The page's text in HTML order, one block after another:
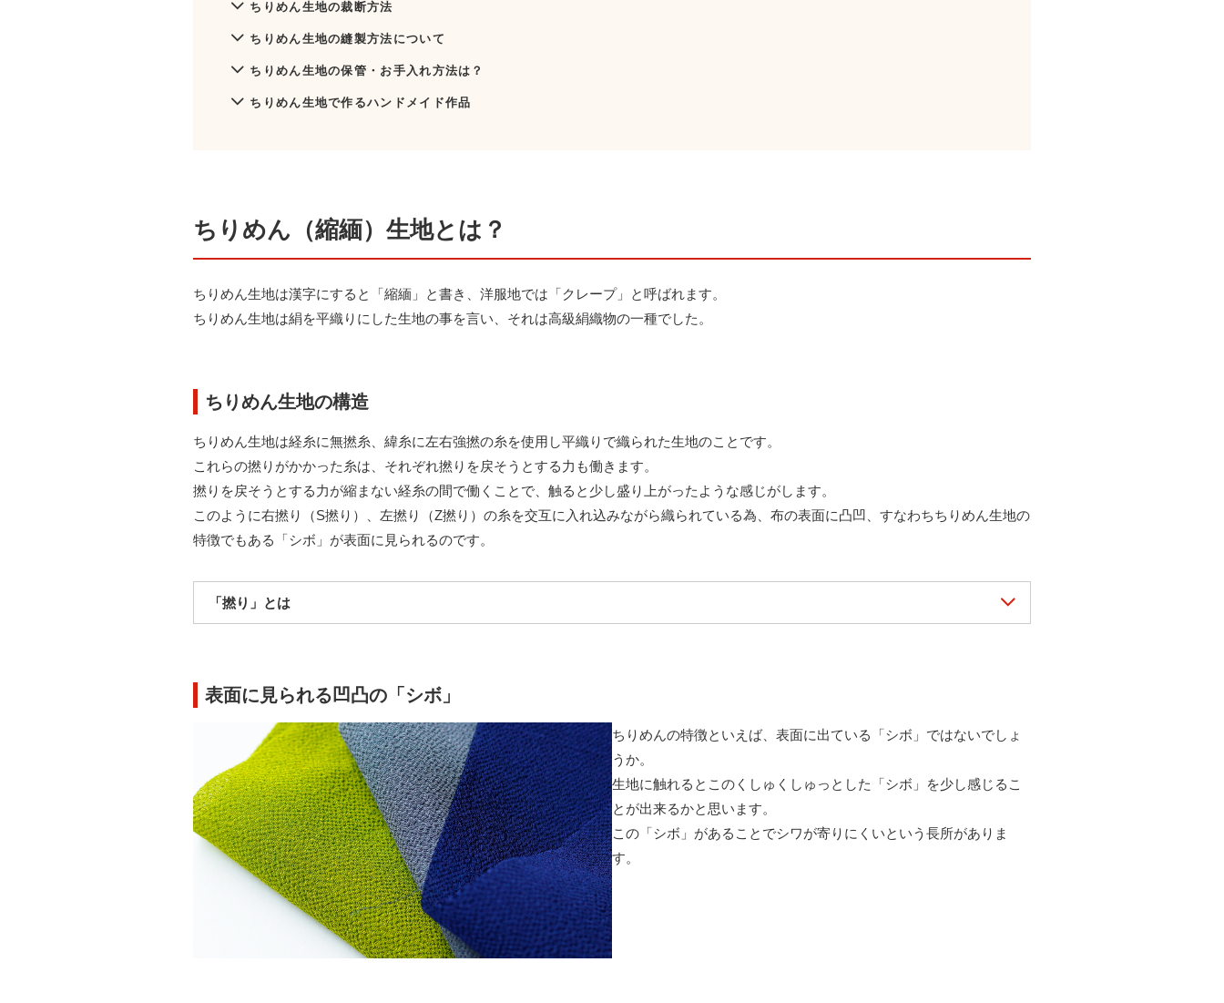
ちりめん生地の裁断方法
ちりめん生地の縫製方法について
ちりめん生地の保管・お手入れ方法は？
ちりめん生地で作るハンドメイド作品
ちりめん（縮緬）生地とは？
ちりめん生地は漢字にすると「縮緬」と書き、洋服地では「クレープ」と呼ばれます。
ちりめん生地は絹を平織りにした生地の事を言い、それは高級絹織物の一種でした。
ちりめん生地の構造
ちりめん生地は経糸に無撚糸、緯糸に左右強撚の糸を使用し平織りで織られた生地のことです。
これらの撚りがかかった糸は、それぞれ撚りを戻そうとする力も働きます。
撚りを戻そうとする力が縮まない経糸の間で働くことで、触ると少し盛り上がったような感じがします。
このように右撚り（S撚り）、左撚り（Z撚り）の糸を交互に入れ込みながら織られている為、布の表面に凸凹、すなわちちりめん生地の
特徴でもある「シボ」が表面に見られるのです。
「撚り」とは
表面に見られる凹凸の「シボ」
ちりめんの特徴といえば、表面に出ている「シボ」ではないでしょ
うか。
生地に触れるとこのくしゅくしゅっとした「シボ」を少し感じるこ
とが出来るかと思います。
この「シボ」があることでシワが寄りにくいという長所がありま
す。